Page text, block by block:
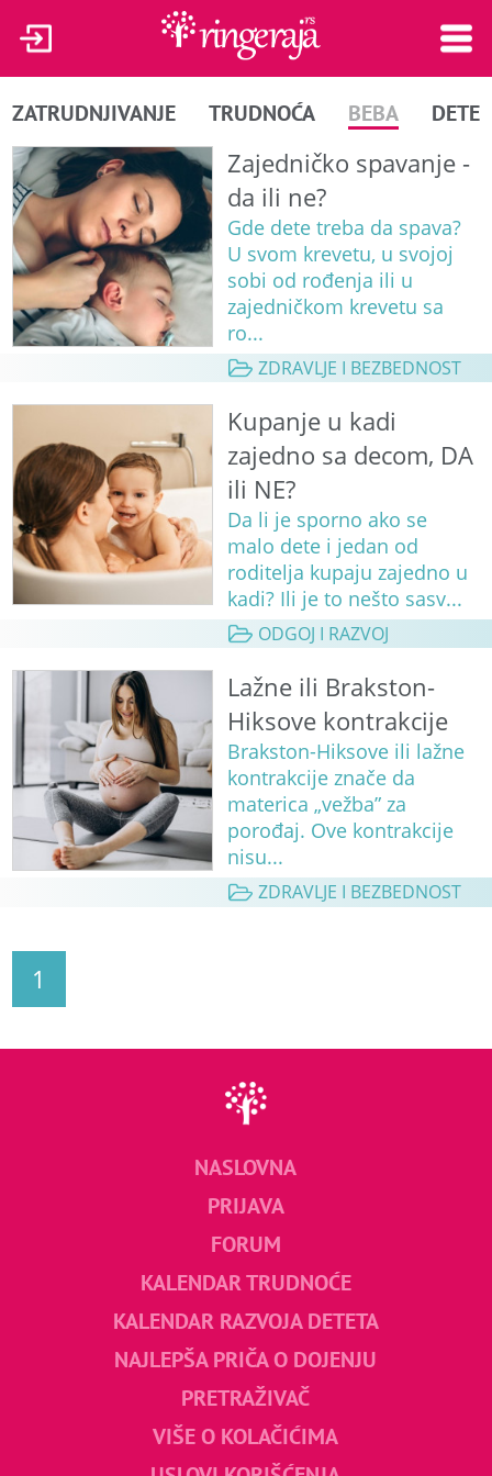
ZATRUDNJIVANJE TRUDNOĆA BEBA DETE
Zajedničko spavanje -
da ili ne?
Gde dete treba da spava?
U svom krevetu, u svojoj
sobi od rođenja ili u
zajedničkom krevetu sa
ro...
ZDRAVLJE I BEZBEDNOST
Kupanje u kadi
zajedno sa decom, DA
ili NE?
Da li je sporno ako se
malo dete i jedan od
roditelja kupaju zajedno u
kadi? Ili je to nešto sasv...
ODGOJ I RAZVOJ
Lažne ili Brakston-
Hiksove kontrakcije
Brakston-Hiksove ili lažne
kontrakcije znače da
materica „vežba” za
porođaj. Ove kontrakcije
nisu...
ZDRAVLJE I BEZBEDNOST
1
NASLOVNA
PRIJAVA
FORUM
KALENDAR TRUDNOĆE
KALENDAR RAZVOJA DETETA
NAJLEPŠA PRIČA O DOJENJU
PRETRAŽIVAČ
VIŠE O KOLAČIĆIMA